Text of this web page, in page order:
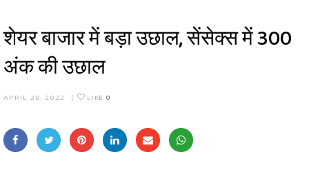
शेयर बाजार में बड़ा उछाल, सेंसेक्स में 300
अंक की उछाल
APRIL 20, 2022 | LIKE 0